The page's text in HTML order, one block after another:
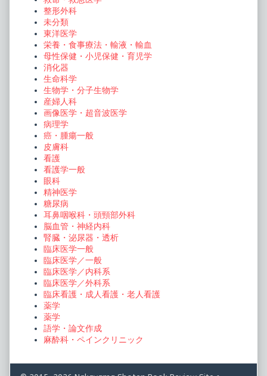
整形外科
未分類
東洋医学
栄養・食事療法・輸液・輸血
母性保健・小児保健・育児学
消化器
生命科学
生物学・分子生物学
産婦人科
画像医学・超音波医学
病理学
癌・腫瘍一般
皮膚科
看護
看護学一般
眼科
精神医学
糖尿病
耳鼻咽喉科・頭頸部外科
脳血管・神経内科
腎臓・泌尿器・透析
臨床医学一般
臨床医学／一般
臨床医学／内科系
臨床医学／外科系
臨床看護・成人看護・老人看護
薬学
薬学
語学・論文作成
麻酔科・ペインクリニック